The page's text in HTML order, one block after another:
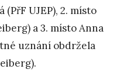
(PřF UJEP), 2. místo
a 3. místo Anna
uznání obdržela